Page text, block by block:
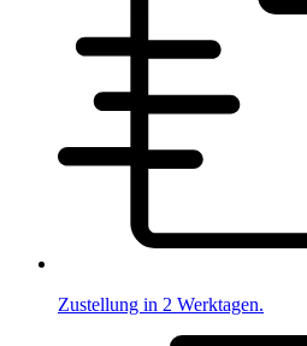
Zustellung in 2 Werktagen.